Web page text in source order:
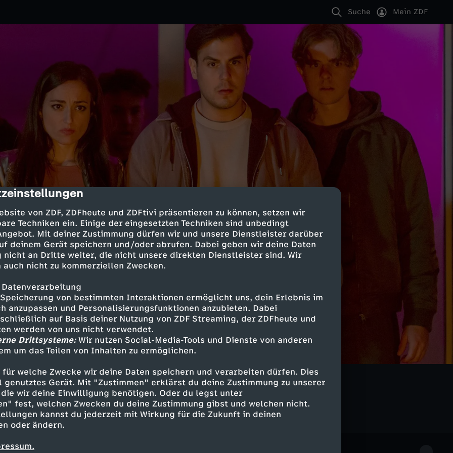
von ZDF, ZDFheute und ZDFtivi präsentieren zu können, setzen wir
Techniken ein. Einige der eingesetzten Techniken sind unbedingt
Mit deiner Zustimmung dürfen wir und unsere Dienstleister darüber
deinem Gerät speichern und/oder abrufen. Dabei geben wir deine Daten
nicht an Dritte weiter, die nicht unsere direkten Dienstleister sind. Wir
nicht zu kommerziellen Zwecken.
von bestimmten Interaktionen ermöglicht uns, dein Erlebnis im
anzupassen und Personalisierungsfunktionen anzubieten. Dabei
auf Basis deiner Nutzung von ZDF Streaming, der ZDFheute und
werden von uns nicht verwendet.
Drittsysteme:Wir nutzen Social-Media-Tools und Dienste von anderen
um das Teilen von Inhalten zu ermöglichen.
für welche Zwecke wir deine Daten speichern und verarbeiten dürfen. Dies
Gerät. Mit "Zustimmen" erklärst du deine Zustimmung zu unserer
wir deine Einwilligung benötigen. Oder du legst unter
fest, welchen Zwecken du deine Zustimmung gibst und welchen nicht.
kannst du jederzeit mit Wirkung für die Zukunft in deinen
oder ändern.
Suche Mein ZDF
in die fünfte Staffel. Es
es gibt zudem zwei ganz
nervenaufreibend Blutige Anfänger